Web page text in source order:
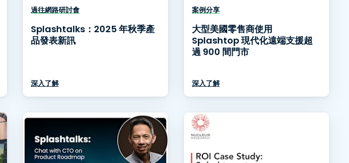
過往網路研討會
Splashtalks：2025 年秋季產
品發表新訊
深入了解
案例分享
大型美國零售商使用
Splashtop 現代化遠端支援超
過 900 間門市
深入了解